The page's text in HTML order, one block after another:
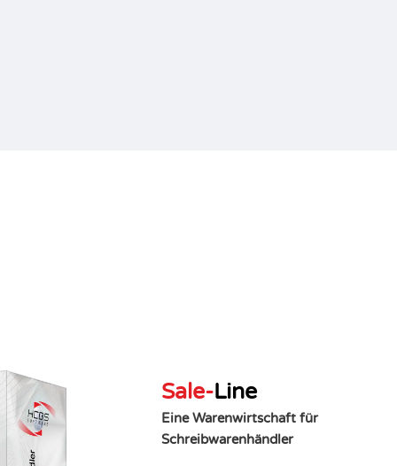
Sale-Line
Eine Warenwirtschaft für
Schreibwarenhändler